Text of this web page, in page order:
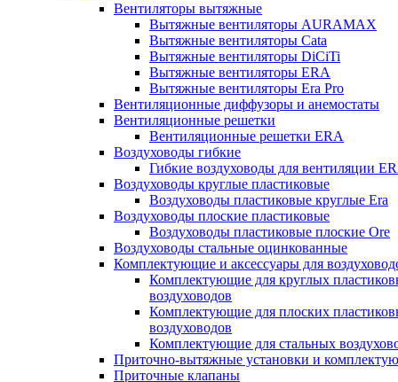
Вентиляторы вытяжные
Вытяжные вентиляторы AURAMAX
Вытяжные вентиляторы Cata
Вытяжные вентиляторы DiCiTi
Вытяжные вентиляторы ERA
Вытяжные вентиляторы Era Pro
Вентиляционные диффузоры и анемостаты
Вентиляционные решетки
Вентиляционные решетки ERA
Воздуховоды гибкие
Гибкие воздуховоды для вентиляции
Воздуховоды круглые пластиковые
Воздуховоды пластиковые круглые Era
Воздуховоды плоские пластиковые
Воздуховоды пластиковые плоские Ore
Воздуховоды стальные оцинкованные
Комплектующие и аксессуары для
Комплектующие для круглых
воздуховодов
Комплектующие для плоских
воздуховодов
Комплектующие для стальных
Приточно-вытяжные установки и
Приточные клапаны